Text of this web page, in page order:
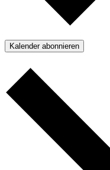
Kalender abonnieren